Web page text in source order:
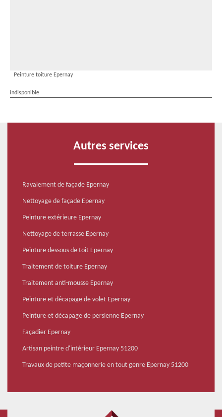
Peinture toiture Epernay
indisponible
Autres services
Ravalement de façade Epernay
Nettoyage de façade Epernay
Peinture extérieure Epernay
Nettoyage de terrasse Epernay
Peinture dessous de toit Epernay
Traitement de toiture Epernay
Traitement anti-mousse Epernay
Peinture et décapage de volet Epernay
Peinture et décapage de persienne Epernay
Façadier Epernay
Artisan peintre d'intérieur Epernay 51200
Travaux de petite maçonnerie en tout genre Epernay 51200